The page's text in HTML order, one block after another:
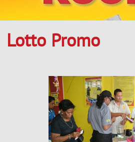
Lotto Promo